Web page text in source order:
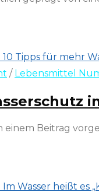
/ Lebensmittel
Beitrag